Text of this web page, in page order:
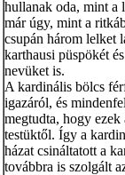
hullanak oda, mint a
már úgy, mint a
csupán három lelket
karthausi püspökét
nevüket is.
A kardinális bölcs
igazáról, és
megtudta, hogy
testüktől. Így a
házat csináltatott a
továbbra is szolgált